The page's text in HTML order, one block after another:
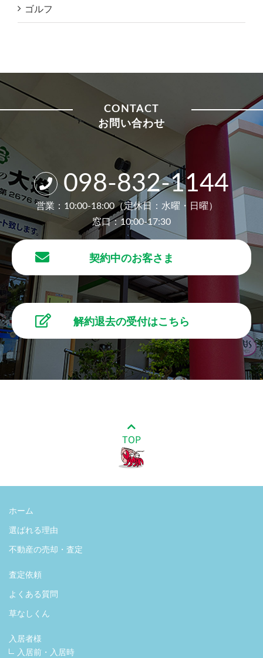
ゴルフ
CONTACT
お問い合わせ
098-832-1144
営業：10:00-18:00（定休日：水曜・日曜）
窓口：10:00-17:30
契約中のお客さま
解約退去の受付はこちら
TOP
ホーム
選ばれる理由
不動産の売却・査定
査定依頼
よくある質問
草なしくん
入居者様
入居前・入居時